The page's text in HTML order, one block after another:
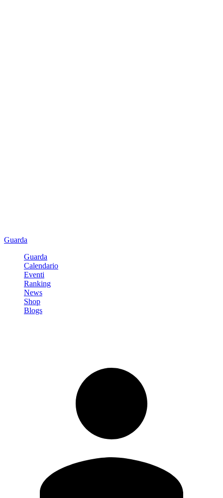
Guarda
Guarda
Calendario
Eventi
Ranking
News
Shop
Blogs